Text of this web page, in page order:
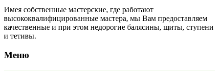
Имея собственные мастерские, где работают
высококвалифицированные мастера, мы Вам предоставляем
качественные и при этом недорогие балясины, щиты, ступени
и тетивы.
Меню